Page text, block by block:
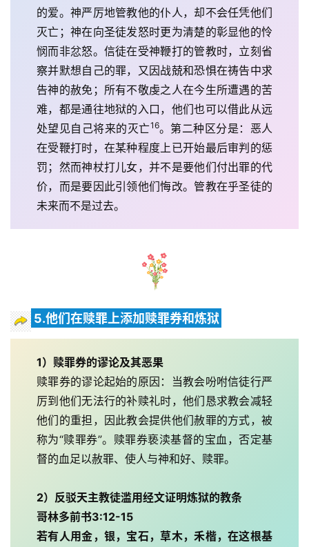
的爱。神严厉地管教他的仆人，却不会任凭他们
灭亡；神在向圣徒发怒时更为清楚的彰显他的怜
悯而非忿怒。信徒在受神鞭打的管教时，立刻省
察并默想自己的罪，又因战兢和恐惧在祷告中求
告神的赦免；所有不敬虔之人在今生所遭遇的苦
难，都是通往地狱的入口，他们也可以借此从远
处望见自己将来的灭亡16。第二种区分是：恶人
在受鞭打时，在某种程度上已开始最后审判的惩
罚；然而神杖打儿女，并不是要他们付出罪的代
价，而是要因此引领他们悔改。管教在乎圣徒的
未来而不是过去。
5.他们在赎罪上添加赎罪券和炼狱
1）赎罪券的谬论及其恶果
赎罪券的谬论起始的原因：当教会吩咐信徒行严
厉到他们无法行的补赎礼时，他们恳求教会减轻
他们的重担，因此教会提供他们赦罪的方式，被
称为“赎罪券”。赎罪券亵渎基督的宝血，否定基
督的血足以赦罪、使人与神和好、赎罪。
2）反驳天主教徒滥用经文证明炼狱的教条
哥林多前书3:12-15
若有人用金，银，宝石，草木，禾楷，在这根基